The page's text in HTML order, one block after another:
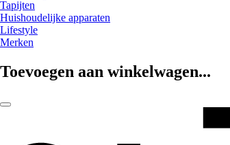
Tapijten
Huishoudelijke apparaten
Lifestyle
Merken
Toevoegen aan winkelwagen...